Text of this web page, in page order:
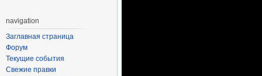
navigation
Заглавная страница
Форум
Текущие события
Свежие правки